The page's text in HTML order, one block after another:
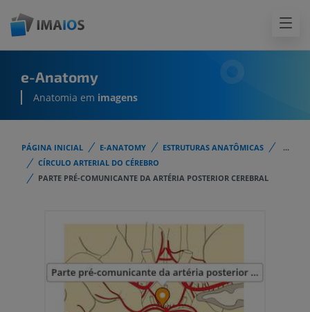
e-Anatomy
Anatomia em imagens
PÁGINA INICIAL E-ANATOMY ESTRUTURAS ANATÔMICAS
...
CÍRCULO ARTERIAL DO CÉREBRO
PARTE PRÉ-COMUNICANTE DA ARTÉRIA POSTERIOR CEREBRAL